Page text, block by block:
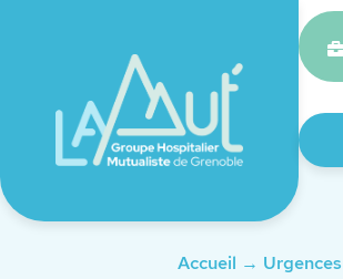
Accueil → Urgences